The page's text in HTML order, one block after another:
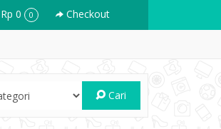
Rp 0 0 Checkout
Cari